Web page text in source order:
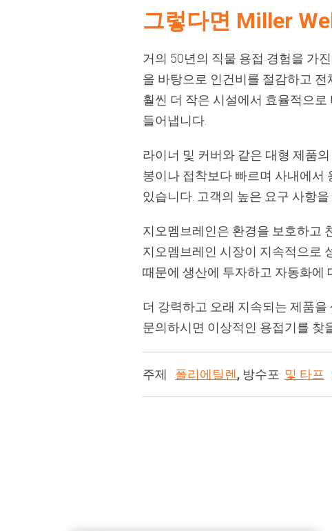
그렇다면 Miller
거의 50년의 직물 용접 경험을 가
을 바탕으로 인건비를 절감하고
훨씬 더 작은 시설에서 효율적으
들어냅니다.
라이너 및 커버와 같은 대형 제품
봉이나 접착보다 빠르며 사내에서
있습니다. 고객의 높은 요구 사항을
지오멤브레인은 환경을 보호하고
지오멤브레인 시장이 지속적으로
때문에 생산에 투자하고 자동화에
더 강력하고 오래 지속되는 제품
문의하시면 이상적인 용접기를 찾
주제 폴리에틸렌, 방수포 및 타프